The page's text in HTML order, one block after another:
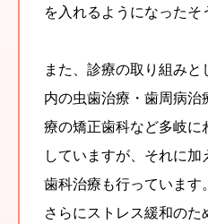
を入れるようになったそ
また、診療の取り組み
内の虫歯治療・歯周病
療の矯正歯科など多岐
していますが、それに
歯科治療も行っています。
さらにストレス緩和の